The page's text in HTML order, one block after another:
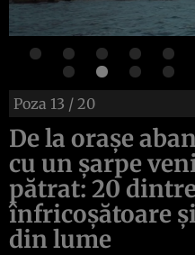
Poza 13 / 20
De la oraşe
cu un şarpe
pătrat: 20
înfricoşătoare
din lume